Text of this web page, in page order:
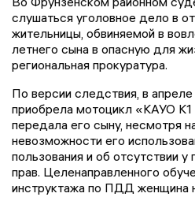
слушаться уголовное дело в
жительницы, обвиняемой в
летнего сына в опасную для
региональная прокуратура.
По версии следствия, в
приобрела мотоцикл «КАУО
передала его сыну, несмотря
невозможности его
пользования и об отсутствии
прав. Целенаправленного
инструктажа по ПДД женщина